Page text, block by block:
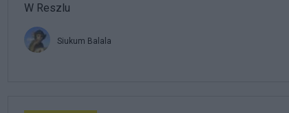
W Reszlu
Siukum Balala